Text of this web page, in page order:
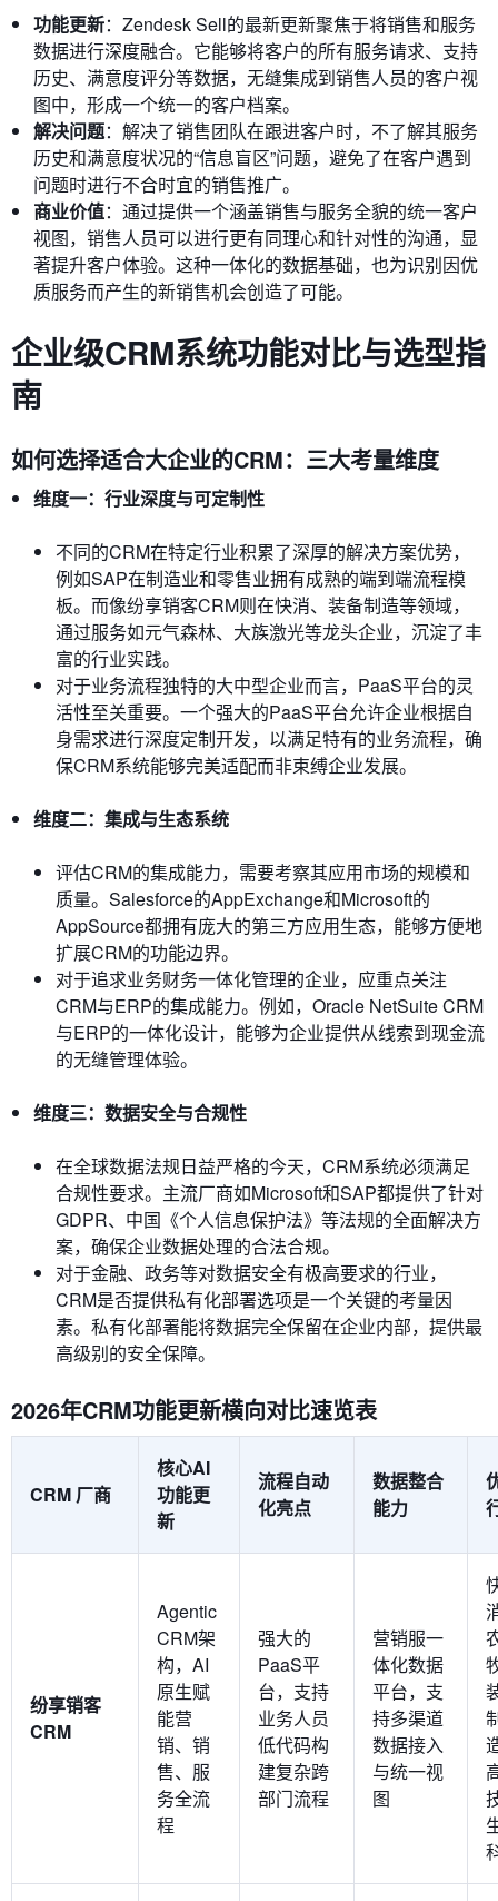
功能更新：Zendesk Sell的最新更新聚焦于将销售和服务
数据进行深度融合。它能够将客户的所有服务请求、支持
历史、满意度评分等数据，无缝集成到销售人员的客户视
图中，形成一个统一的客户档案。
解决问题：解决了销售团队在跟进客户时，不了解其服务
历史和满意度状况的“信息盲区”问题，避免了在客户遇到
问题时进行不合时宜的销售推广。
商业价值：通过提供一个涵盖销售与服务全貌的统一客户
视图，销售人员可以进行更有同理心和针对性的沟通，显
著提升客户体验。这种一体化的数据基础，也为识别因优
质服务而产生的新销售机会创造了可能。
企业级CRM系统功能对比与选型指
南
如何选择适合大企业的CRM：三大考量维度
维度一：行业深度与可定制性
不同的CRM在特定行业积累了深厚的解决方案优势，
例如SAP在制造业和零售业拥有成熟的端到端流程模
板。而像纷享销客CRM则在快消、装备制造等领域，
通过服务如元气森林、大族激光等龙头企业，沉淀了丰
富的行业实践。
对于业务流程独特的大中型企业而言，PaaS平台的灵
活性至关重要。一个强大的PaaS平台允许企业根据自
身需求进行深度定制开发，以满足特有的业务流程，确
保CRM系统能够完美适配而非束缚企业发展。
维度二：集成与生态系统
评估CRM的集成能力，需要考察其应用市场的规模和
质量。Salesforce的AppExchange和Microsoft的
AppSource都拥有庞大的第三方应用生态，能够方便地
扩展CRM的功能边界。
对于追求业务财务一体化管理的企业，应重点关注
CRM与ERP的集成能力。例如，Oracle NetSuite CRM
与ERP的一体化设计，能够为企业提供从线索到现金流
的无缝管理体验。
维度三：数据安全与合规性
在全球数据法规日益严格的今天，CRM系统必须满足
合规性要求。主流厂商如Microsoft和SAP都提供了针对
GDPR、中国《个人信息保护法》等法规的全面解决方
案，确保企业数据处理的合法合规。
对于金融、政务等对数据安全有极高要求的行业，
CRM是否提供私有化部署选项是一个关键的考量因
素。私有化部署能将数据完全保留在企业内部，提供最
高级别的安全保障。
2026年CRM功能更新横向对比速览表
CRM 厂商
核心AI
功能更
新
流程自动
化亮点
数据整合
能力
纷享销客
CRM
Agentic
CRM架
构，AI
原生赋
能营
销、销
售、服
务全流
程
强大的
PaaS平
台，支持
业务人员
低代码构
建复杂跨
部门流程
营销服一
体化数据
平台，支
持多渠道
数据接入
与统一视
图